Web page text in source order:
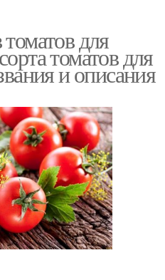
для
томатов для
и описания